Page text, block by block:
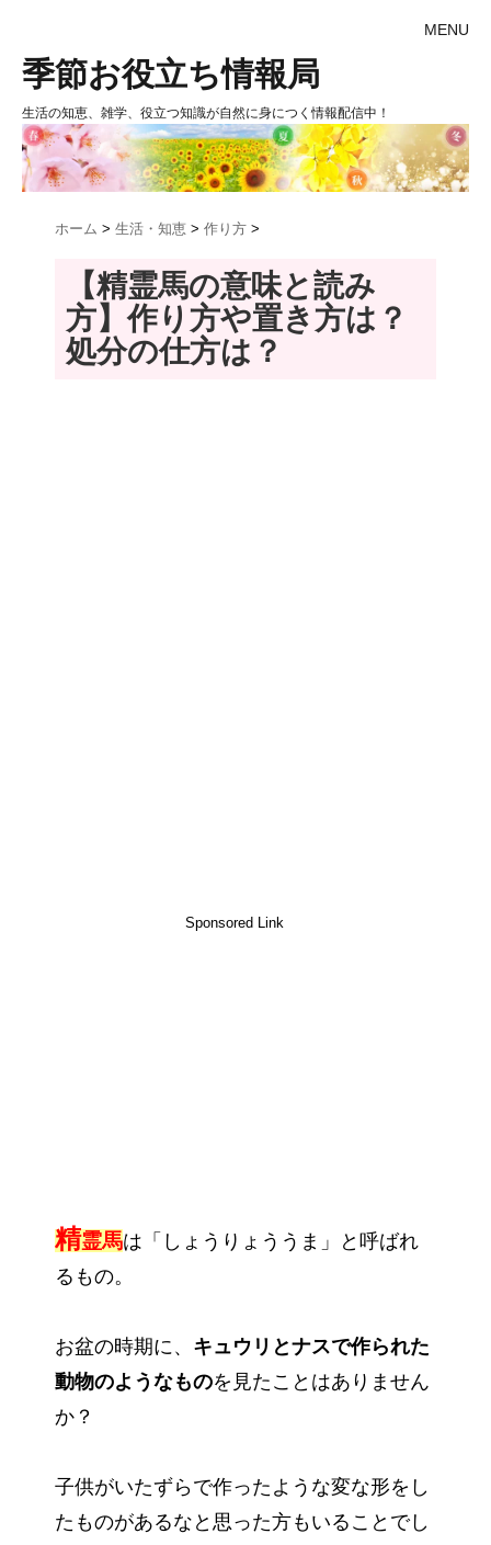
MENU
季節お役立ち情報局
生活の知恵、雑学、役立つ知識が自然に身につく情報配信中！
ホーム > 生活・知恵 > 作り方 >
【精霊馬の意味と読み
方】作り方や置き方は？
処分の仕方は？
Sponsored Link
精霊馬は「しょうりょううま」と呼ばれ
るもの。
お盆の時期に、 キュウリとナスで作られた
動物のようなものを見たことはありません
か？
子供がいたずらで作ったような変な形をし
たものがあるなと思った方もいることでし